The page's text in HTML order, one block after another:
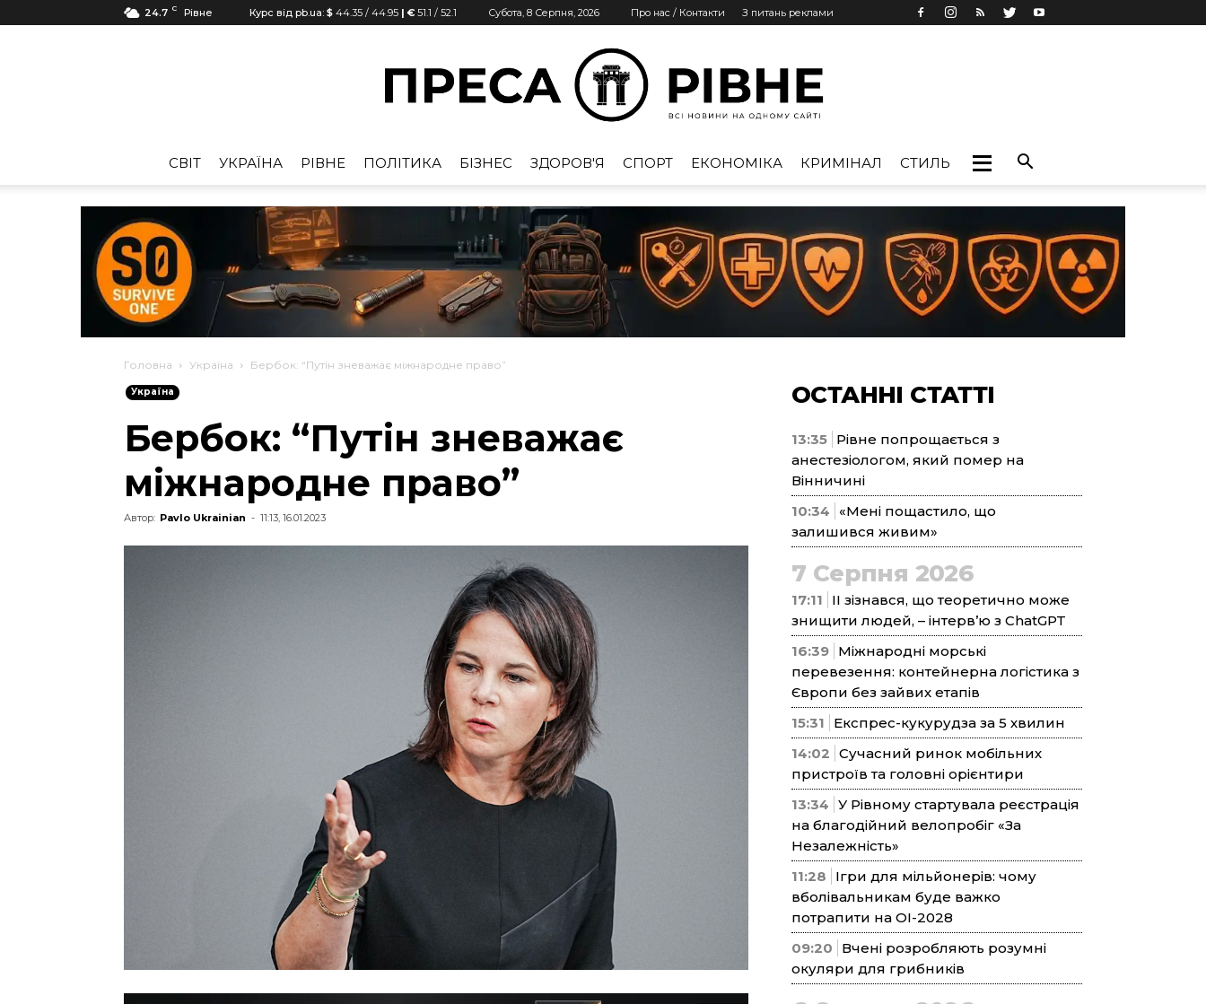
24.7 C Рівне Курс від pb.ua: $ 44.35 / 44.95 | € 51.1 / 52.1 Субота, 8 Серпня, 2026 Про нас / Контакти З питань реклами
Рівне
CВІТ УКРАЇНА РІВНЕ ПОЛІТИКА БІЗНЕС ЗДОРОВ'Я СПОРТ ЕКОНОМІКА КРИМІНАЛ СТИЛЬ
Головна Україна Бербок: “Путін зневажає міжнародне право”
Україна
Бербок: “Путін зневажає
міжнародне право”
Автор: Pavlo Ukrainian - 11:13, 16.01.2023
ОСТАННІ СТАТТІ
13:35 Рівне попрощається з
анестезіологом, який помер на
Вінничині
10:34
«Мені пощастило, що
залишився живим»
7 Серпня 2026
17:11
ІІ зізнався, що теоретично може
знищити людей, – інтерв’ю з ChatGPT
16:39 Міжнародні морські
перевезення: контейнерна логістика з
Європи без зайвих етапів
15:31
Експрес-кукурудза за 5 хвилин
14:02 Сучасний ринок мобільних
пристроїв та головні орієнтири
13:34 У Рівному стартувала реєстрація
на благодійний велопробіг «За
Незалежність»
11:28
Ігри для мільйонерів: чому
вболівальникам буде важко
потрапити на ОІ-2028
09:20
Вчені розробляють розумні
окуляри для грибників